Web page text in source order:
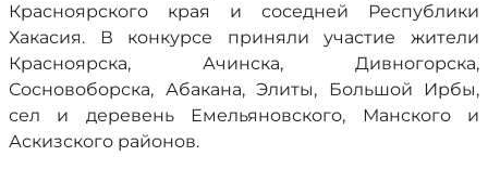
Красноярского края и соседней Республики
Хакасия. В конкурсе приняли участие жители
Красноярска, Ачинска, Дивногорска,
Сосновоборска, Абакана, Элиты, Большой Ирбы,
сел и деревень Емельяновского, Манского и
Аскизского районов.